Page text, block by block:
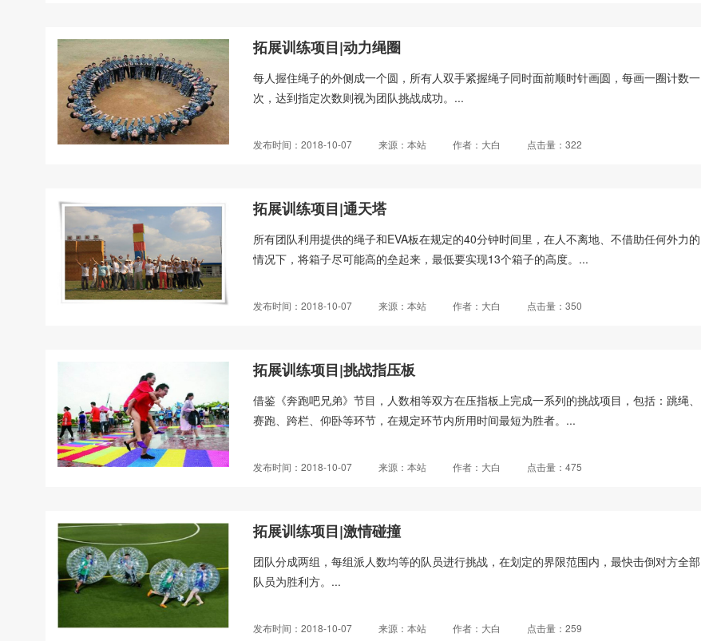
拓展训练项目|动力绳圈
每人握住绳子的外侧成一个圆，所有人双手紧握绳子同时面前顺时针画圆，每画一圈计数一
次，达到指定次数则视为团队挑战成功。...
发布时间：2018-10-07 来源：本站 作者：大白 点击量：322
拓展训练项目|通天塔
所有团队利用提供的绳子和EVA板在规定的40分钟时间里，在人不离地、不借助任何外力的
情况下，将箱子尽可能高的垒起来，最低要实现13个箱子的高度。...
发布时间：2018-10-07 来源：本站 作者：大白 点击量：350
拓展训练项目|挑战指压板
借鉴《奔跑吧兄弟》节目，人数相等双方在压指板上完成一系列的挑战项目，包括：跳绳、
赛跑、跨栏、仰卧等环节，在规定环节内所用时间最短为胜者。...
发布时间：2018-10-07 来源：本站 作者：大白 点击量：475
拓展训练项目|激情碰撞
团队分成两组，每组派人数均等的队员进行挑战，在划定的界限范围内，最快击倒对方全部
队员为胜利方。...
发布时间：2018-10-07 来源：本站 作者：大白 点击量：259